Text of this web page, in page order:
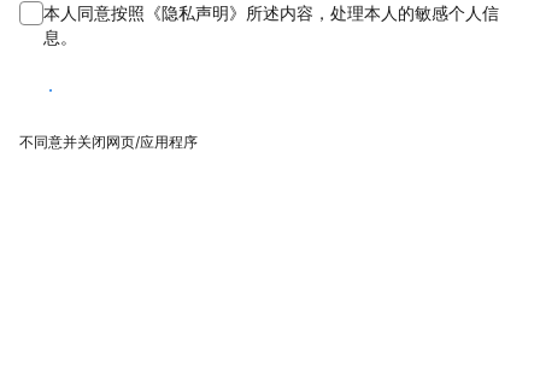
本人同意按照《隐私声明》所述内容，处理本人的敏感个人信
息。
同意
不同意并关闭网页/应用程序